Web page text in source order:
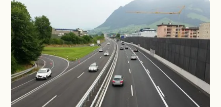
Neue Fahrleitungsfundamente - Instandsetzung und
Umbau Bahnübergänge (Strail-Platten,
Kabelschächte, Kabelrohranlage) - Ersatz Zäune und
Fahrzeugrückhaltesysteme - Abschnittslängen:
Oberdorf 640m, Wolfenschiessen 100m, Dörfli
1‘700m.